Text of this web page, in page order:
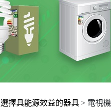
選擇具能源效益的器具 > 電視機